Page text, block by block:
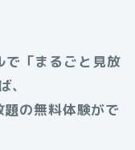
「まるごと見放
、
の無料体験がで